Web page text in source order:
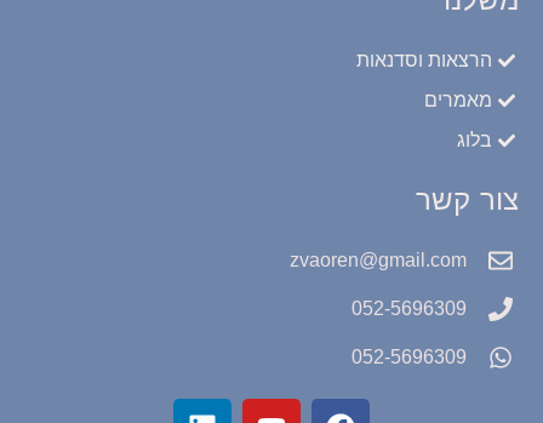
הרצאות וסדנאות
מאמרים
בלוג
צור קשר
zvaoren@gmail.com
052-5696309
052-5696309
F
Y
L